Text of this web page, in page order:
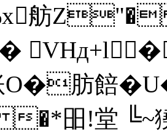
舫Z"�
O�肪餢
�*昍!堂